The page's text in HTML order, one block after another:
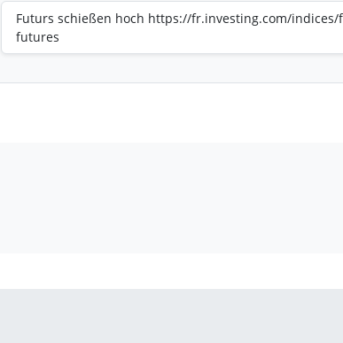
Futurs schießen hoch https://fr.investing.com/indices/
futures